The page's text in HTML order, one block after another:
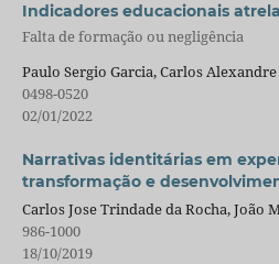
Indicadores educacionais
Falta de formação ou negligência
Paulo Sergio Garcia, Carlos
0498-0520
02/01/2022
Narrativas identitárias em
transformação e
Carlos Jose Trindade da Rocha, João
986-1000
18/10/2019